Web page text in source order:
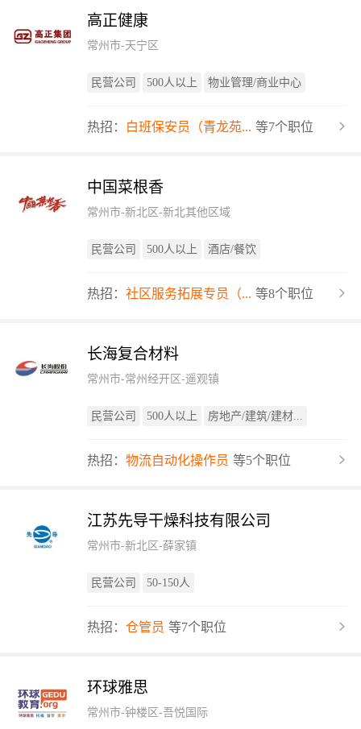
高正健康
常州市-天宁区
民营公司 500人以上 物业管理/商业中心
热招： 白班保安员（青龙苑... 等7个职位
中国菜根香
常州市-新北区-新北其他区域
民营公司 500人以上 酒店/餐饮
热招： 社区服务拓展专员（... 等8个职位
长海复合材料
常州市-常州经开区-遥观镇
民营公司 500人以上 房地产/建筑/建材...
热招： 物流自动化操作员 等5个职位
江苏先导干燥科技有限公司
常州市-新北区-薛家镇
民营公司 50-150人
热招： 仓管员 等7个职位
环球雅思
常州市-钟楼区-吾悦国际